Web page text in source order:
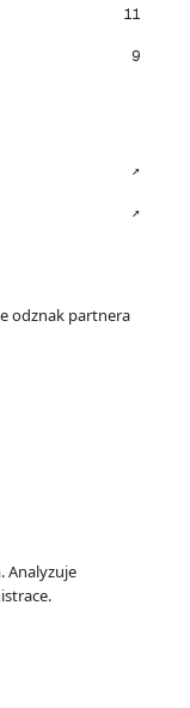
11
9
↗
↗
odznak partnera
Analyzuje